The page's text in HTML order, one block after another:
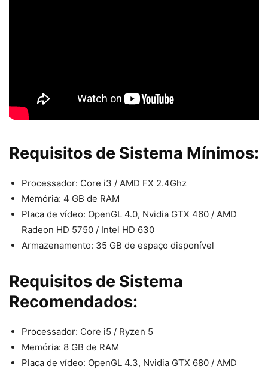
Requisitos de Sistema Mínimos:
Processador: Core i3 / AMD FX 2.4Ghz
Memória: 4 GB de RAM
Placa de vídeo: OpenGL 4.0, Nvidia GTX 460 / AMD
Radeon HD 5750 / Intel HD 630
Armazenamento: 35 GB de espaço disponível
Requisitos de Sistema
Recomendados:
Processador: Core i5 / Ryzen 5
Memória: 8 GB de RAM
Placa de vídeo: OpenGL 4.3, Nvidia GTX 680 / AMD